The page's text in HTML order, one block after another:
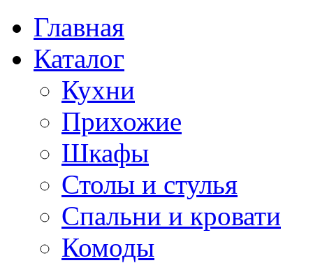
Главная
Каталог
Кухни
Прихожие
Шкафы
Столы и стулья
Спальни и кровати
Комоды